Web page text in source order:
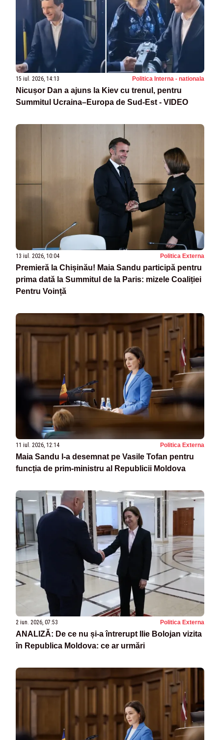
15 iul. 2026, 14:13 Politica Interna - nationala
Nicușor Dan a ajuns la Kiev cu trenul, pentru
Summitul Ucraina–Europa de Sud-Est - VIDEO
13 iul. 2026, 10:04 Politica Externa
Premieră la Chișinău! Maia Sandu participă pentru
prima dată la Summitul de la Paris: mizele Coaliției
Pentru Voință
11 iul. 2026, 12:14 Politica Externa
Maia Sandu l-a desemnat pe Vasile Tofan pentru
funcția de prim-ministru al Republicii Moldova
2 iun. 2026, 07:53 Politica Externa
ANALIZĂ: De ce nu și-a întrerupt Ilie Bolojan vizita
în Republica Moldova: ce ar urmări